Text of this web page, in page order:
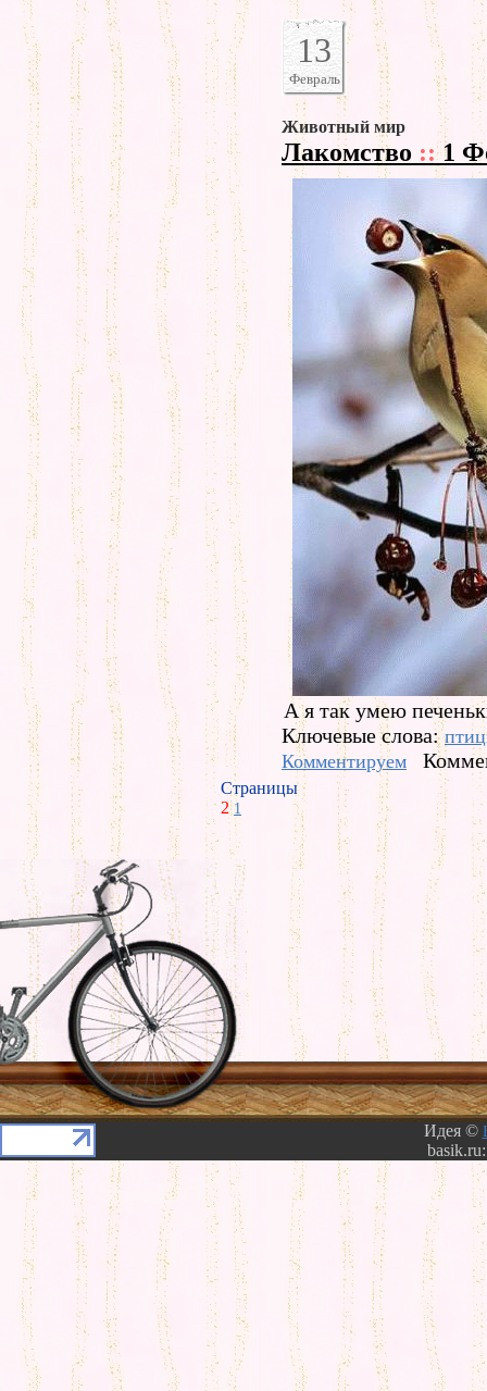
13
Февраль
Животный мир
Лакомство ::1
А я так умею
Ключевые слова:
Комментируем
Страницы
2 1
Идея ©